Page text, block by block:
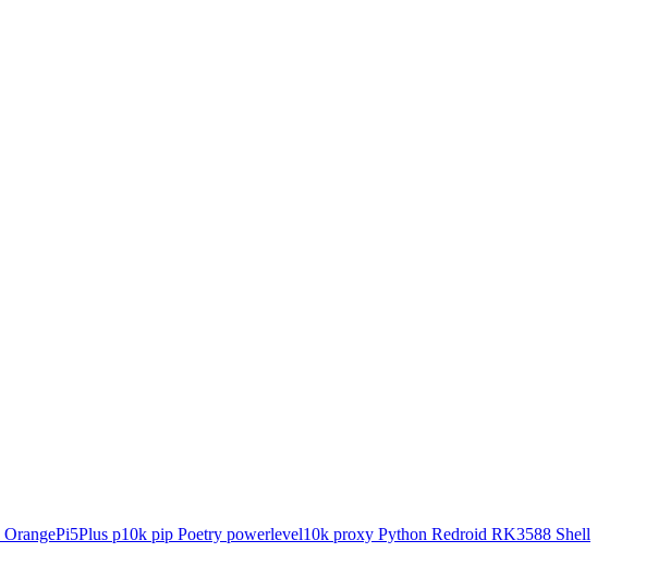
OrangePi5Plus p10k pip Poetry powerlevel10k proxy Python Redroid RK3588 Shell